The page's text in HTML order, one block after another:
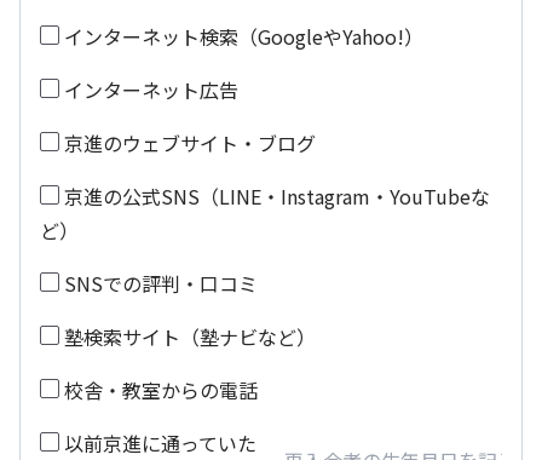
インターネット検索（GoogleやYahoo!）
インターネット広告
京進のウェブサイト・ブログ
京進の公式SNS（LINE・Instagram・YouTubeな
ど）
SNSでの評判・口コミ
塾検索サイト（塾ナビなど）
校舎・教室からの電話
以前京進に通っていた